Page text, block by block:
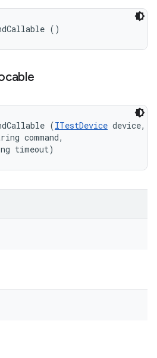
()
(ITestDevice device,
command,
timeout)